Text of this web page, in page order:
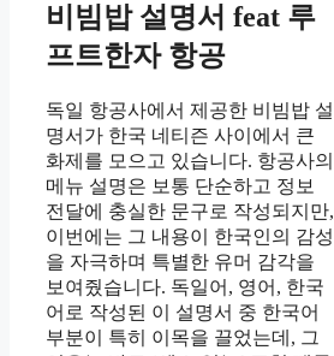
비빔밥 설명서 feat 루
프트한자 항공
독일 항공사에서 제공한 비빔밥 설
명서가 한국 네티즌 사이에서 큰
화제를 모으고 있습니다. 항공사의
메뉴 설명은 보통 단순하고 정보
전달에 충실한 문구로 작성되지만,
이번에는 그 내용이 한국인의 감성
을 자극하며 특별한 유머 감각을
보여줬습니다. 독일어, 영어, 한국
어로 작성된 이 설명서 중 한국어
부분이 특히 이목을 끌었는데, 그